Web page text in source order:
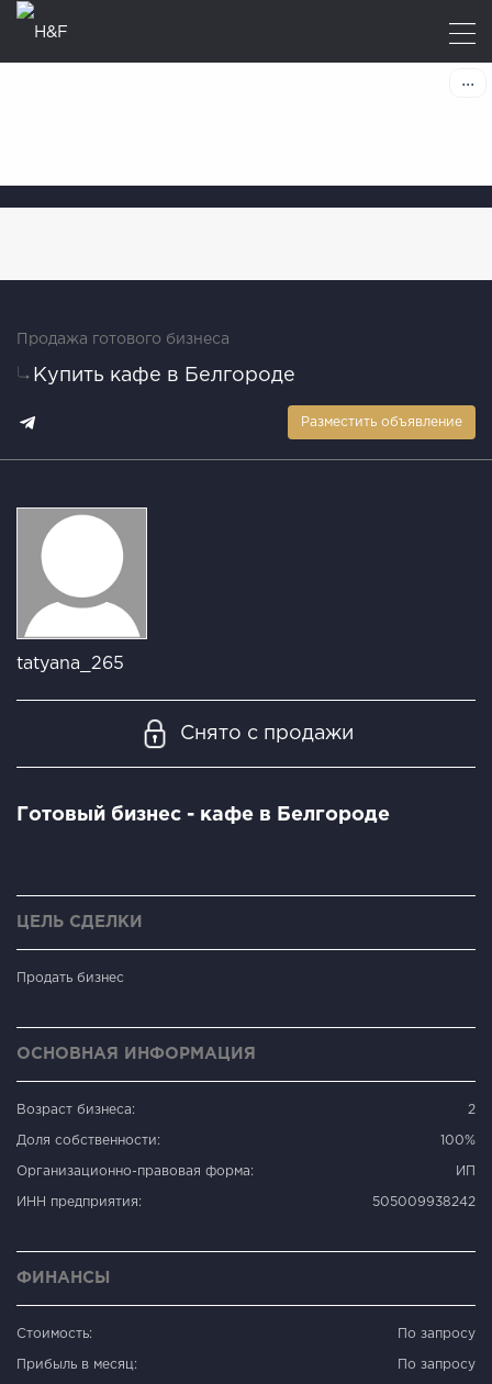
Продажа готового бизнеса
Купить кафе в Белгороде
Разместить объявление
tatyana_265
Снято с продажи
Готовый бизнес - кафе в Белгороде
ЦЕЛЬ СДЕЛКИ
Продать бизнес
ОСНОВНАЯ ИНФОРМАЦИЯ
Возраст бизнеса: 2
Доля собственности: 100%
Организационно-правовая форма: ИП
ИНН предприятия: 505009938242
ФИНАНСЫ
Стоимость: По запросу
Прибыль в месяц: По запросу